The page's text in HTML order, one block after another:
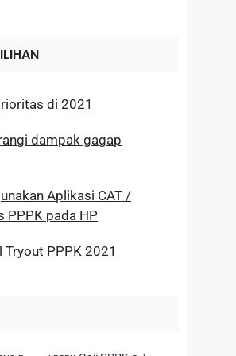
di 2021
dampak gagap
Aplikasi CAT /
PPPK pada HP
Tryout PPPK 2021